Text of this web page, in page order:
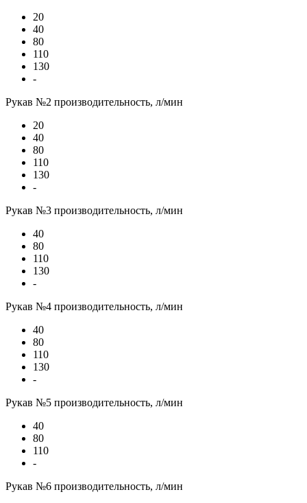
20
40
80
110
130
-
Рукав №2 производительность, л/мин
20
40
80
110
130
-
Рукав №3 производительность, л/мин
40
80
110
130
-
Рукав №4 производительность, л/мин
40
80
110
130
-
Рукав №5 производительность, л/мин
40
80
110
-
Рукав №6 производительность, л/мин